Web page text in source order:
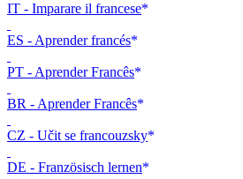
IT - Imparare il francese
ES - Aprender francés
PT - Aprender Francês
BR - Aprender Francês
CZ - Učit se francouzsky
DE - Französisch lernen